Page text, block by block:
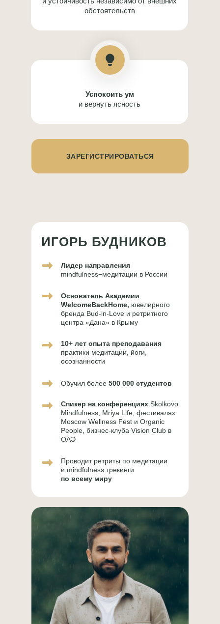
обстоятельств
ЗАРЕГИСТРИРОВАТЬСЯ
Успокоить ум
и вернуть ясность
3
ИГОРЬ БУДНИКОВ
Обучил более 500 000 студентов
Спикер на конференциях Skolkovo
Mindfulness, Mriya Life, фестивалях
Moscow Wellness Fest и Organic
People, бизнес-клуба Vision Club в
ОАЭ
Основатель Академии
WelcomeBackHome, ювелирного
бренда Bud-in-Lovе и ретритного
центра «Дана» в Крыму
Лидер направления
mindfulness−медитации в России
10+ лет опыта преподавания
практики медитации, йоги,
осознанности
Проводит ретриты по медитации
и mindfulness трекинги
по всему миру
+7 (993) 24 40 290
info@welcomebackhome.ru
Клуб предпринимателей WBH
АЛТАЙ - Движение по 5 элементам
Священный обход вокруг Кайласа
Сейшелы. Клубная регата с Игорем и